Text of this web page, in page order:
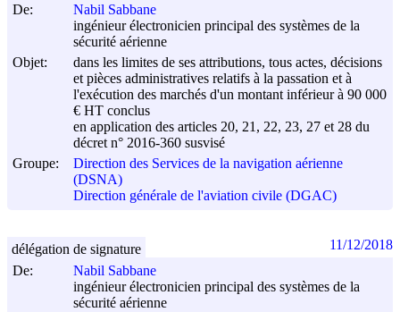
De:
Nabil Sabbane
ingénieur électronicien principal des systèmes de la
sécurité aérienne
Objet:
dans les limites de ses attributions, tous actes, décisions
et pièces administratives relatifs à la passation et à
l'exécution des marchés d'un montant inférieur à 90 000
€ HT conclus
en application des articles 20, 21, 22, 23, 27 et 28 du
décret n° 2016-360 susvisé
Groupe:
Direction des Services de la navigation aérienne
(DSNA)
Direction générale de l'aviation civile (DGAC)
De:
Nabil Sabbane
ingénieur électronicien principal des systèmes de la
sécurité aérienne
délégation de signature 11/12/2018